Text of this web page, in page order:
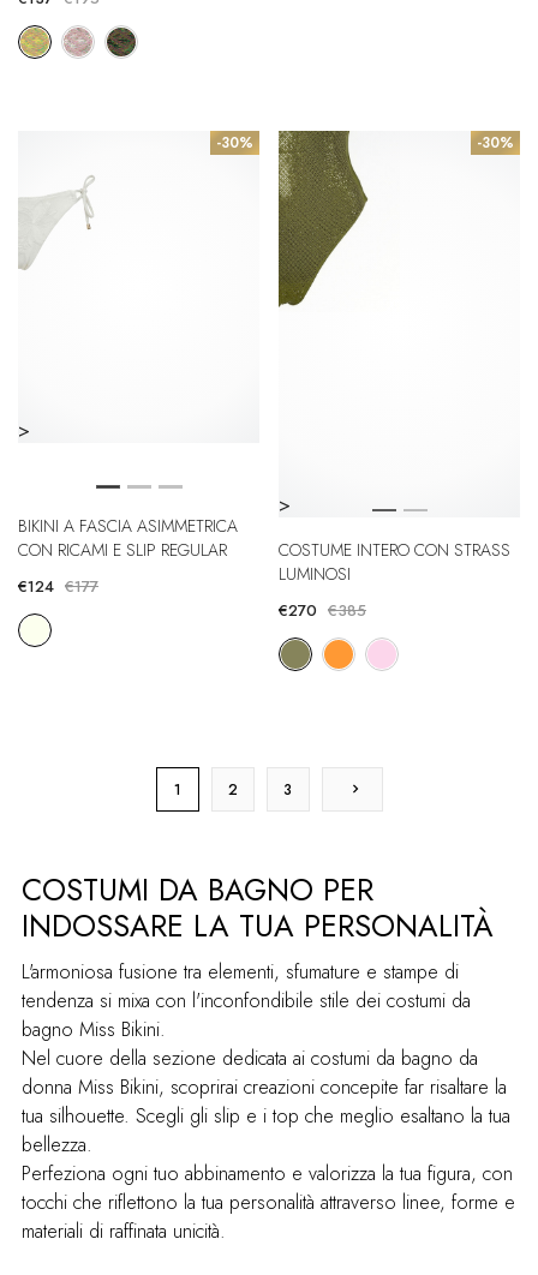
-30%
BIKINI A FASCIA ASIMMETRICA
€124
-30%
>
COSTUME INTERO CON STRASS
LUMINOSI
€270 €385
1 2 3
COSTUMI DA BAGNO PER
INDOSSARE LA TUA PERSONALITÀ
L'armoniosa fusione tra elementi, sfumature e stampe di
tendenza si mixa con l'inconfondibile stile dei costumi da
bagno Miss Bikini.
Nel cuore della sezione dedicata ai costumi da bagno da
donna Miss Bikini, scoprirai creazioni concepite far risaltare la
tua silhouette. Scegli gli slip e i top che meglio esaltano la tua
bellezza.
Perfeziona ogni tuo abbinamento e valorizza la tua figura, con
tocchi che riflettono la tua personalità attraverso linee, forme e
materiali di raffinata unicità.